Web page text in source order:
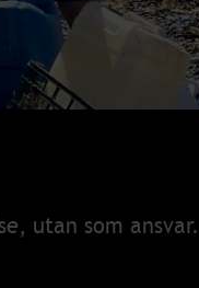
utan som ansvar.